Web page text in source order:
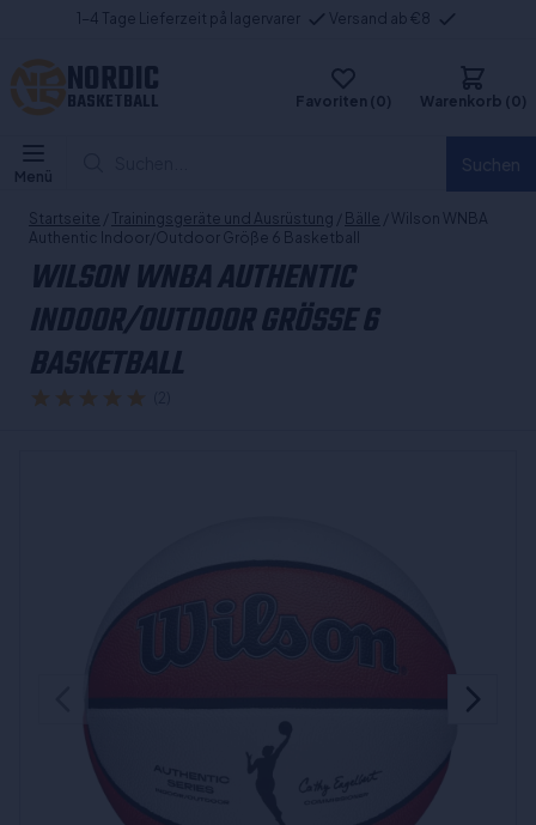
1-4 Tage Lieferzeit på lagervarer Versand ab €8
NORDIC
BASKETBALL Favoriten (0) Warenkorb (0)
Menü
Startseite / Trainingsgeräte und Ausrüstung / Bälle / Wilson WNBA
Authentic Indoor/Outdoor Größe 6 Basketball
WILSON WNBA AUTHENTIC
INDOOR/OUTDOOR GRÖSSE 6 B
ASKETBALL